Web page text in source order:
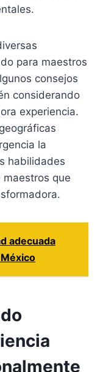
para maestros
consejos
considerando
experiencia.
la
habilidades
que
adecuada